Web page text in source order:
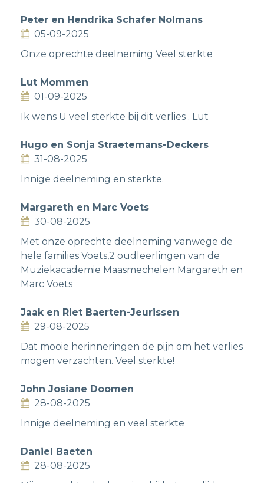
Peter en Hendrika Schafer Nolmans
05-09-2025
Onze oprechte deelneming Veel sterkte
Lut Mommen
01-09-2025
Ik wens U veel sterkte bij dit verlies . Lut
Hugo en Sonja Straetemans-Deckers
31-08-2025
Innige deelneming en sterkte.
Margareth en Marc Voets
30-08-2025
Met onze oprechte deelneming vanwege de
hele families Voets,2 oudleerlingen van de
Muziekacademie Maasmechelen Margareth en
Marc Voets
Jaak en Riet Baerten-Jeurissen
29-08-2025
Dat mooie herinneringen de pijn om het verlies
mogen verzachten. Veel sterkte!
John Josiane Doomen
28-08-2025
Innige deelneming en veel sterkte
Daniel Baeten
28-08-2025